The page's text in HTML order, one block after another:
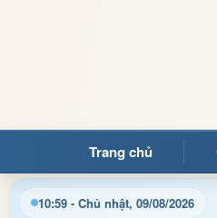
Trang chủ
10:59 - Chủ nhật, 09/08/2026
đọc đến với Trang thông tin